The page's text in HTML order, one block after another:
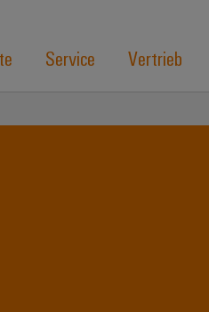
Service Vertrieb